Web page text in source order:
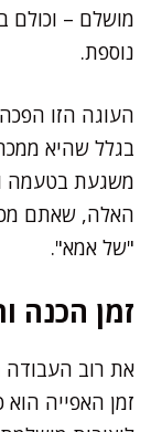
מושלם – וכולם
נוספת.
העוגה הזו
בגלל שהיא
משגעת בטעמה
האלה, שאתם
"של אמא".
זמן הכנה